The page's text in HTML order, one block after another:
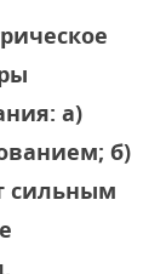
а)
б)
сильным